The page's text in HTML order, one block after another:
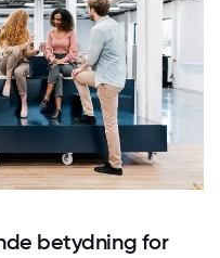
betydning for